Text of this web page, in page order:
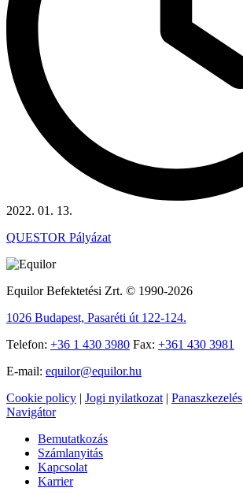
2022. 01. 13.
QUESTOR Pályázat
Equilor Befektetési Zrt. © 1990-2026
1026 Budapest, Pasaréti út 122-124.
Telefon: +36 1 430 3980 Fax: +361 430 3981
E-mail: equilor@equilor.hu
Cookie policy | Jogi nyilatkozat| Panaszkezelés
Navigátor
Bemutatkozás
Számlanyitás
Kapcsolat
Karrier